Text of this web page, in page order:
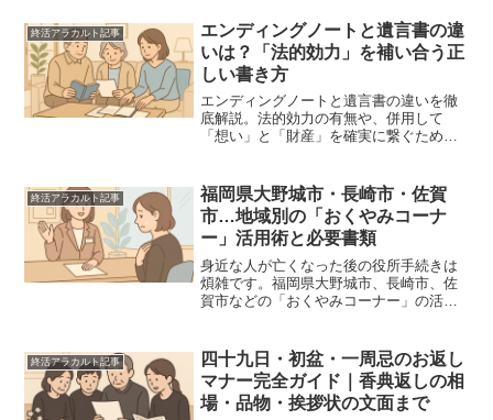
説。遺族が迷わず進めるためのチェック
リスト付です。
終活アラカルト記事
エンディングノートと遺言書の違
いは？「法的効力」を補い合う正
しい書き方
エンディングノートと遺言書の違いを徹
底解説。法的効力の有無や、併用して
「想い」と「財産」を確実に繋ぐための
知っておくべきポイントを網羅した実用
ガイドです。
終活アラカルト記事
福岡県大野城市・長崎市・佐賀
市…地域別の「おくやみコーナ
ー」活用術と必要書類
身近な人が亡くなった後の役所手続きは
煩雑です。福岡県大野城市、長崎市、佐
賀市などの「おくやみコーナー」の活用
まで、遺族が迷わず進めるための実務ガ
イドです。
終活アラカルト記事
四十九日・初盆・一周忌のお返し
マナー完全ガイド｜香典返しの相
場・品物・挨拶状の文面まで